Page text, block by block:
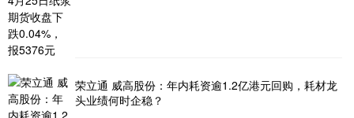
荣立通 威高股份：年内耗资逾1.2亿港元回购，耗材龙
头业绩何时企稳？